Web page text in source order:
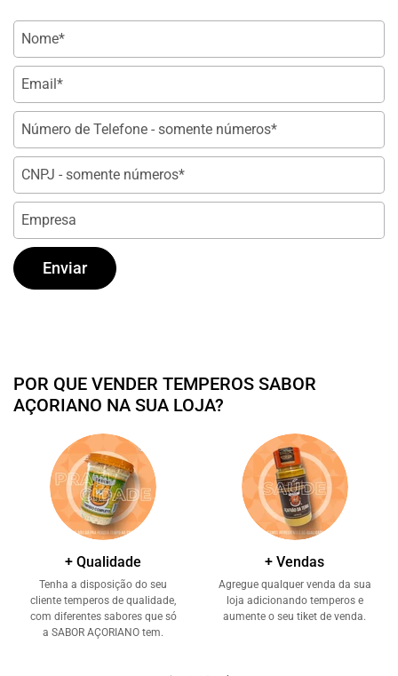
Nome
Email *
Número de Telefone
CNPJ/CPF
Empresa
Enviar
POR QUE VENDER TEMPEROS SABOR
AÇORIANO NA SUA LOJA?
+ Qualidade
Tenha a disposição do seu
cliente temperos de qualidade,
com diferentes sabores que só
a SABOR AÇORIANO tem.
+ Vendas
Agregue qualquer venda da sua
loja adicionando temperos e
aumente o seu tiket de venda.